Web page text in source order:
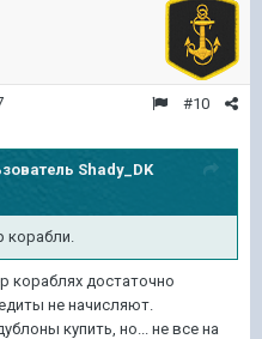
#10
Shady_DK
корабли.
кораблях достаточно
не начисляют.
купить, но... не все на